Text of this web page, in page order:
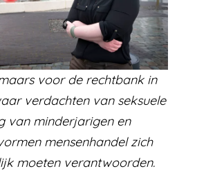
voor de rechtbank in
verdachten van seksuele
van minderjarigen en
mensenhandel zich
moeten verantwoorden.